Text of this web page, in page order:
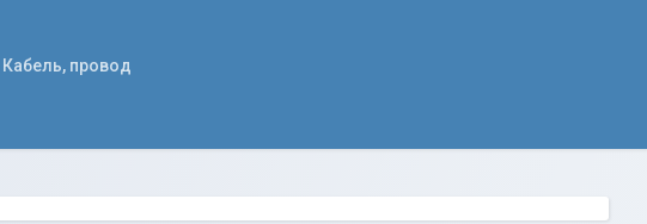
Кабель, провод